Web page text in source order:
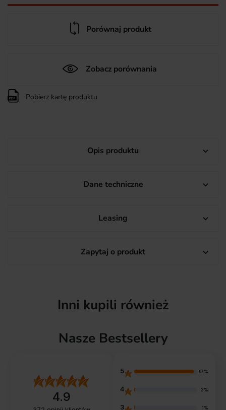
Porównaj produkt
Zobacz porównania
Pobierz kartę produktu
Opis produktu 
Dane techniczne 
Leasing 
Zapytaj o produkt 
Inni kupili również
Nasze Bestsellery
4.9
5 97%
4 2%
3 1%